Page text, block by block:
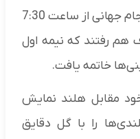
در دومین بازی خود در گروه F جام جهانی از ساعت 7:30
رفتند که نیمه اول
مقابل هلند نمایش
را با گل دقایق